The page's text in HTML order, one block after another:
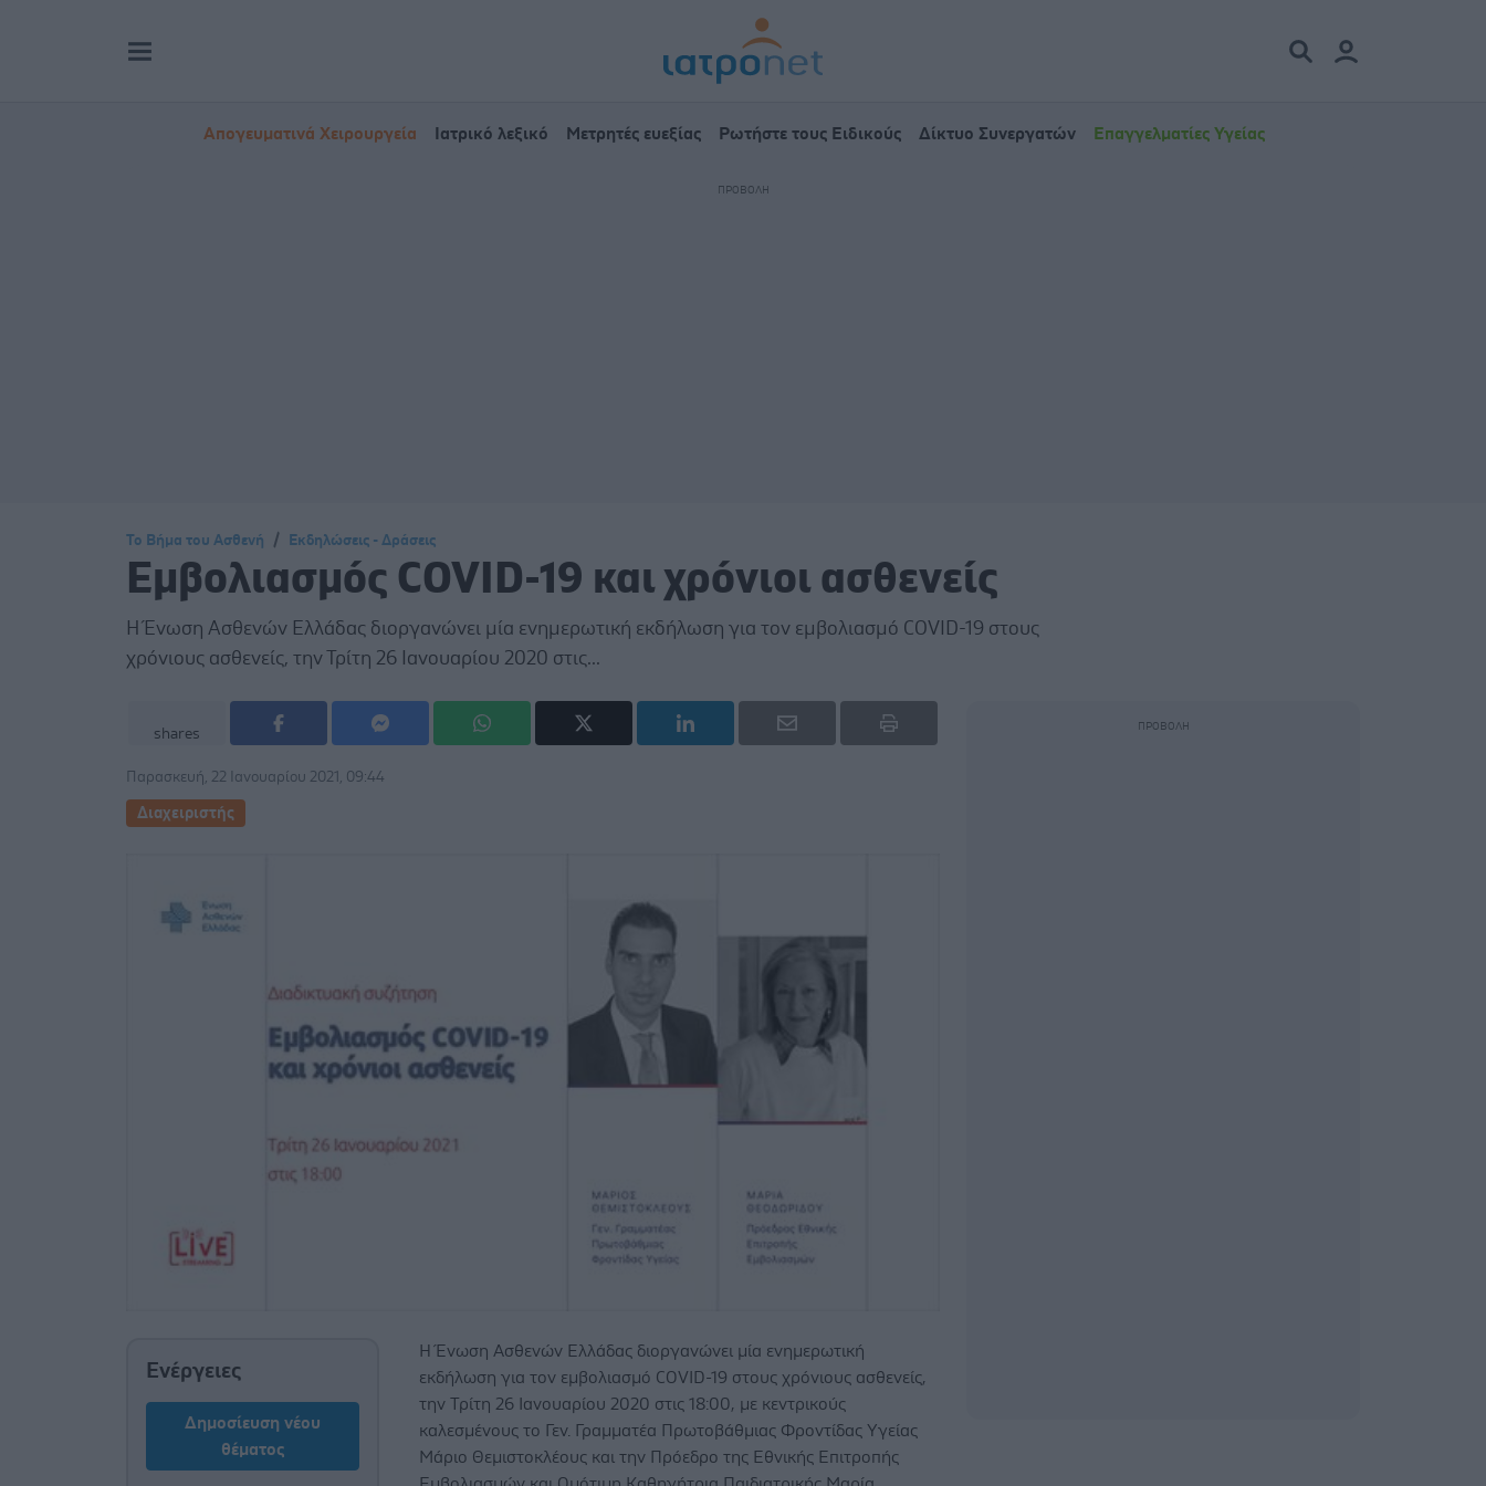
Απογευματινά Χειρουργεία Ιατρικό λεξικό Μετρητές ευεξίας Ρωτήστε τους Ειδικούς Δίκτυο Συνεργατών Επαγγελματίες Υγείας
Το Βήμα του Ασθενή Εκδηλώσεις - Δράσεις
Εμβολιασμός COVID-19 και χρόνιοι ασθενείς
H Ένωση Ασθενών Ελλάδας διοργανώνει μία ενημερωτική εκδήλωση για τον εμβολιασμό COVID-19 στους
χρόνιους ασθενείς, την Τρίτη 26 Ιανουαρίου 2020 στις...
shares
Παρασκευή, 22 Ιανουαρίου 2021, 09:44
Διαχειριστής
Ενέργειες
Δημοσίευση νέου
θέματος
H Ένωση Ασθενών Ελλάδας διοργανώνει μία ενημερωτική
εκδήλωση για τον εμβολιασμό COVID-19 στους χρόνιους ασθενείς,
την Τρίτη 26 Ιανουαρίου 2020 στις 18:00, με κεντρικούς
καλεσμένους το Γεν. Γραμματέα Πρωτοβάθμιας Φροντίδας Υγείας
Μάριο Θεμιστοκλέους και την Πρόεδρο της Εθνικής Επιτροπής